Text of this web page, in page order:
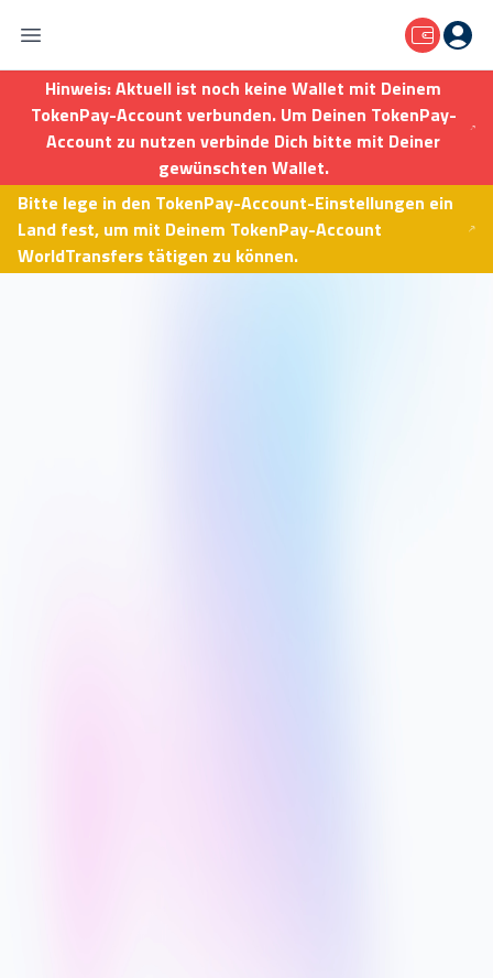
Seitenleiste öffnen
Menü
Hinweis: Aktuell ist noch keine Wallet mit Deinem
TokenPay-Account verbunden. Um Deinen TokenPay-
Account zu nutzen verbinde Dich bitte mit Deiner
gewünschten Wallet.
Bitte lege in den TokenPay-Account-Einstellungen ein
Land fest, um mit Deinem TokenPay-Account
WorldTransfers tätigen zu können.